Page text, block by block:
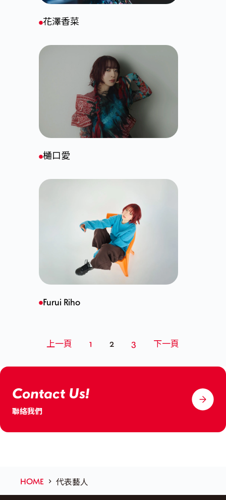
花澤香菜
樋口愛
Furui Riho
分
上一頁 1 2 3 下一頁
Contact Us!
聯絡我們
HOME 代表藝人